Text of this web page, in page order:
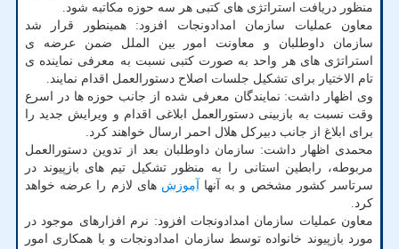
منظور دریافت استراتژی های کتبی هر سه حوزه مکاتبه شود.
معاون عملیات سازمان امدادونجات افزود: همینطور قرار شد
سازمان داوطلبان و معاونت امور بین الملل ضمن عرضه ی
استراتژی های هر واحد به صورت کتبی نسبت به معرفی نماینده ی
تام الاختیار برای تشکیل جلسات اصلاح دستورالعمل اقدام نمایند.
وی اظهار داشت: نمایندگان معرفی شده از جانب حوزه ها در اسرع
وقت نسبت به بازبینی دستورالعمل ابلاغی اقدام و ویرایش جدید را
برای ابلاغ از جانب دبیرکل هلال احمر ارسال خواهند کرد.
محمدی اظهار داشت: سازمان داوطلبان بعد از تدوین دستورالعمل
مربوطه، رابطین استانی را به منظور تشکیل تیم های بازپیوند در
سرتاسر کشور مشخص و به آنها
آموزش های لازم را عرضه خواهد
کرد.
معاون عملیات سازمان امدادونجات افزود: نرم افزارهای موجود در
مورد بازپیوند خانواده توسط سازمان امدادونجات و با همکاری امور